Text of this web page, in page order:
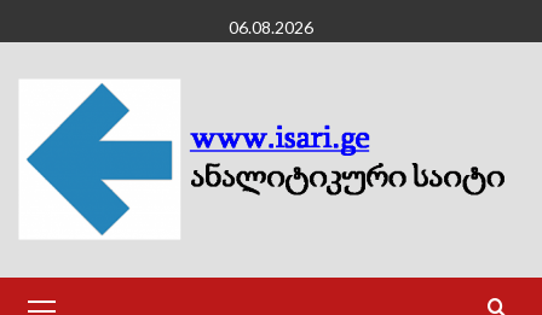
to
content
06.08.2026